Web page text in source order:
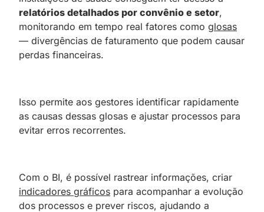
relatórios detalhados por convênio e setor,
monitorando em tempo real fatores como glosas
— divergências de faturamento que podem causar
perdas financeiras.
Isso permite aos gestores identificar rapidamente
as causas dessas glosas e ajustar processos para
evitar erros recorrentes.
Com o BI, é possível rastrear informações, criar
indicadores gráficos para acompanhar a evolução
dos processos e prever riscos, ajudando a